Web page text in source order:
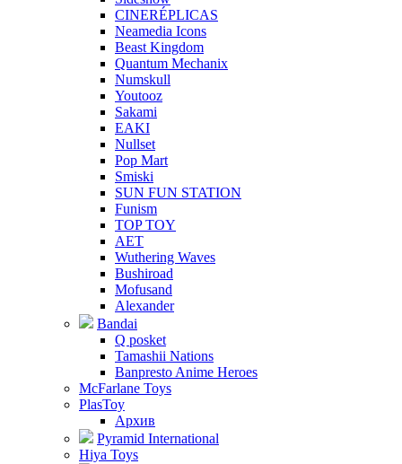
CINERÉPLICAS
Neamedia Icons
Beast Kingdom
Quantum Mechanix
Numskull
Youtooz
Sakami
EAKI
Nullset
Pop Mart
Smiski
SUN FUN STATION
Funism
TOP TOY
AET
Wuthering Waves
Bushiroad
Mofusand
Alexander
Bandai
Q posket
Tamashii Nations
Banpresto Anime Heroes
McFarlane Toys
PlasToy
Архив
Pyramid International
Hiya Toys